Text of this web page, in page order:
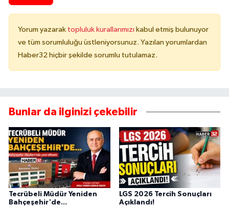
Yorum yazarak topluluk kurallarımızı kabul etmiş bulunuyor
ve tüm sorumluluğu üstleniyorsunuz. Yazılan yorumlardan
Haber32 hiçbir şekilde sorumlu tutulamaz.
Bunlar da ilginizi çekebilir
Tecrübeli Müdür Yeniden
Bahçeşehir'de...
LGS 2026 Tercih Sonuçları
Açıklandı!